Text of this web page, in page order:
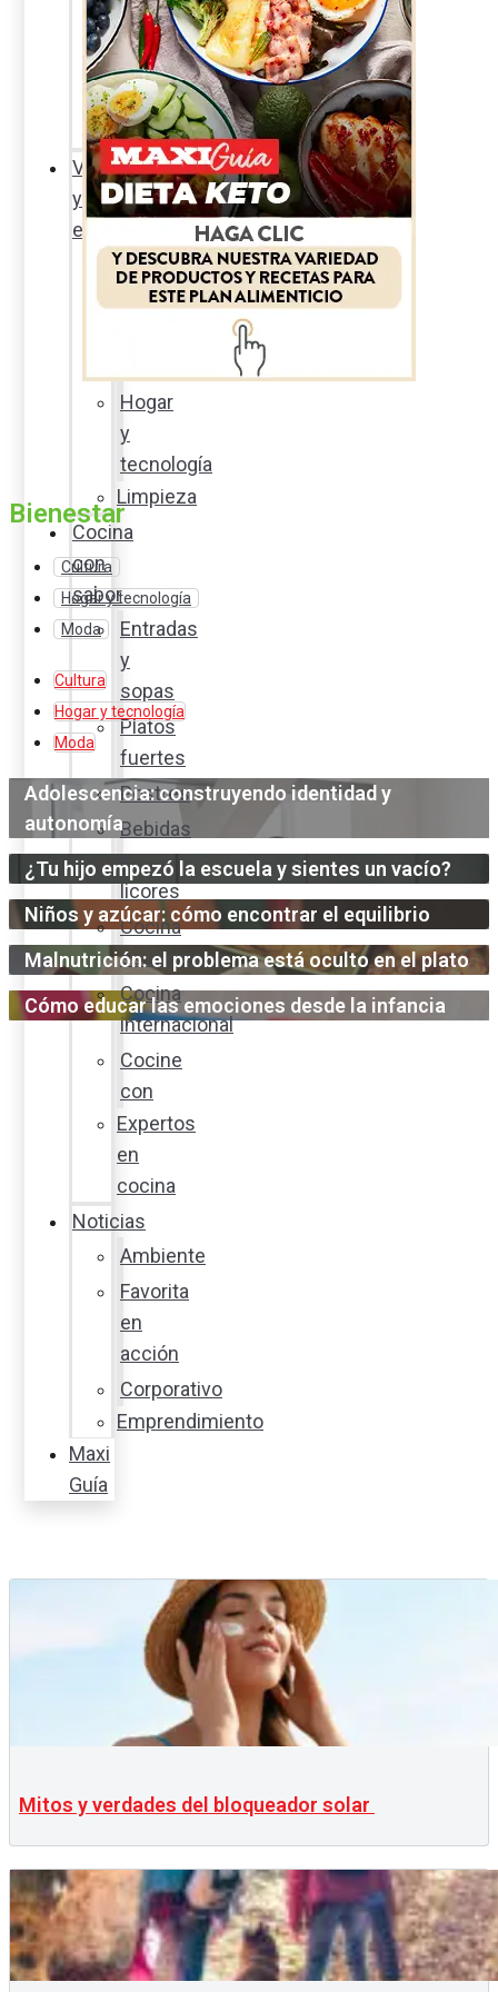
Sexualidad
responsable
En
la
percha
Vida
y
estilo
Productos
nuevos
Hogar
y
tecnología
Limpieza
Cocina
con
sabor
Entradas
y
sopas
Platos
fuertes
Postres
Bebidas
y
licores
Cocina
ecuatoriana
Cocina
internacional
Cocine
con
Expertos
en
cocina
Noticias
Ambiente
Favorita
en
acción
Corporativo
Emprendimiento
Maxi
Guía
Bienestar
Cultura
Hogar y tecnología
Moda
Cultura
Hogar y tecnología
Moda
Adolescencia: construyendo identidad y
autonomía
¿Tu hijo empezó la escuela y sientes un vacío?
Niños y azúcar: cómo encontrar el equilibrio
Malnutrición: el problema está oculto en el plato
Cómo educar las emociones desde la infancia
Mitos y verdades del bloqueador solar